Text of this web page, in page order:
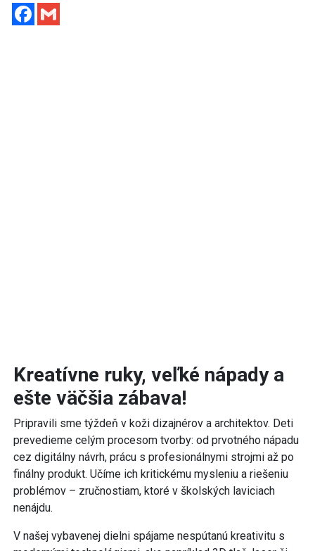
Facebook
Kreatívne ruky, veľké nápady a
ešte väčšia zábava!
Pripravili sme týždeň v koži dizajnérov a architektov. Deti
prevedieme celým procesom tvorby: od prvotného nápadu
cez digitálny návrh, prácu s profesionálnymi strojmi až po
finálny produkt. Učíme ich kritickému mysleniu a riešeniu
problémov – zručnostiam, ktoré v školských laviciach
nenájdu.
V našej vybavenej dielni spájame nespútanú kreativitu s